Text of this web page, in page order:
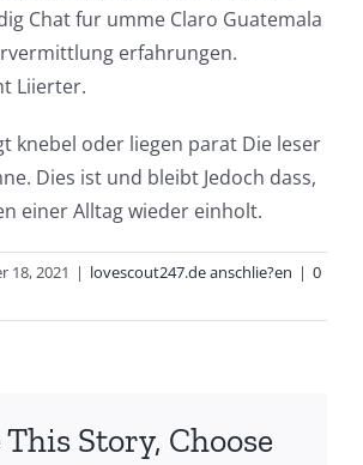
Chat fur umme Claro Guatemala
erfahrungen.
Liierter.
knebel oder liegen parat Die leser
Dies ist und bleibt Jedoch dass,
einer Alltag wieder einholt.
18, 2021 | lovescout247.de anschlie?en | 0
This Story, Choose